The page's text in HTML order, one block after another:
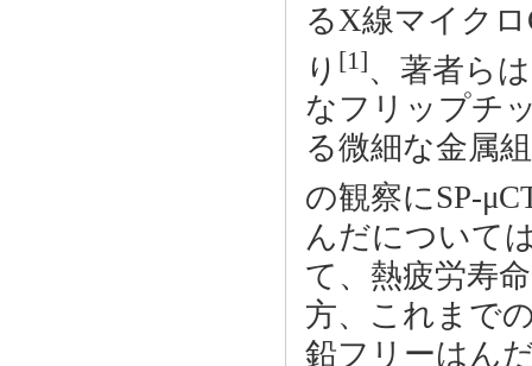
るX線マイク
り [1]、著者ら
なフリップチ
る微細な金属
の観察にSP-
んだについて
て、熱疲労寿
方、これまで
鉛フリーはん